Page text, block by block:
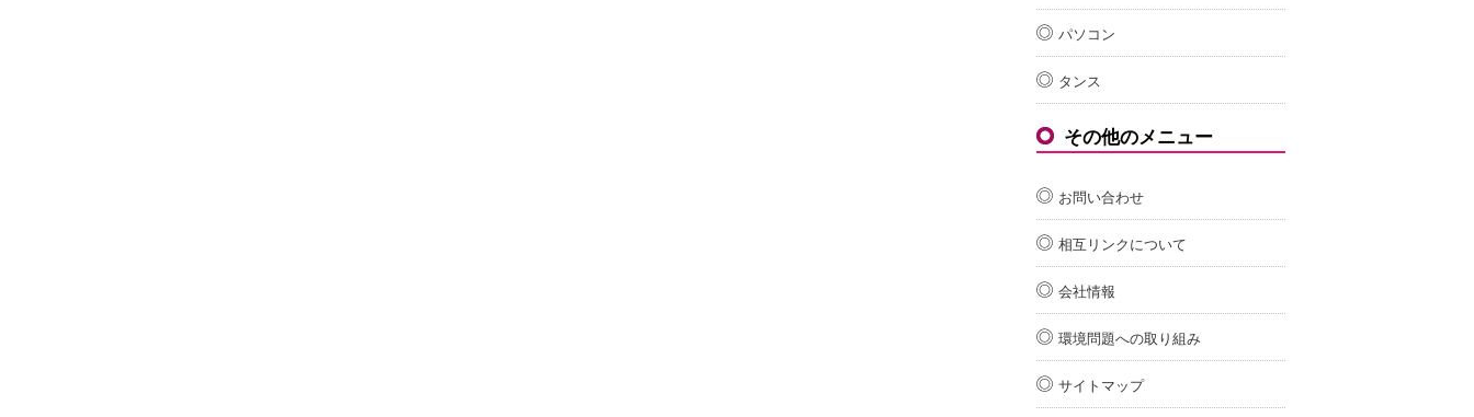
パソコン
タンス
その他のメニュー
お問い合わせ
相互リンクについて
会社情報
環境問題への取り組み
サイトマップ